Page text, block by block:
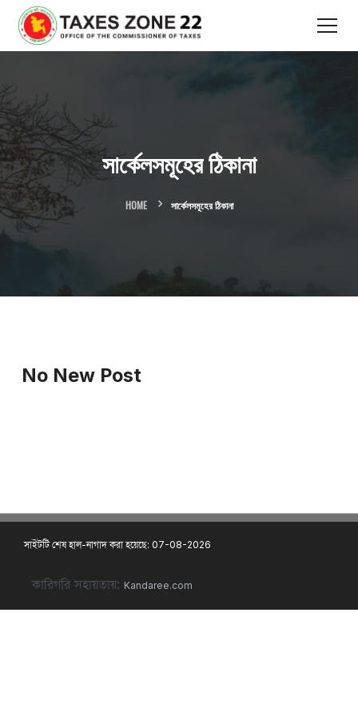
সার্কেলসমূহের ঠিকানা
HOME সার্কেলসমূহের ঠিকানা
No New Post
সাইটটি শেষ হাল-নাগাদ করা হয়েছে: 07-08-2026
কারিগরি সহায়তায়: Kandaree.com